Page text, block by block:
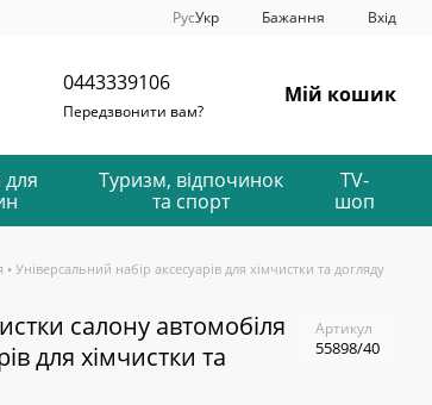
РусУкр Бажання Вхід
0443339106
Передзвонити вам?
Мій кошик
Туризм, відпочинок
та спорт
TV-
шоп
набір аксесуарів для хімчистки та догляду
салону автомобіля
для хімчистки та
Артикул
55898/40